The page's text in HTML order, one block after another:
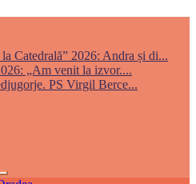
Catedrală” 2026: Andra și di...
„Am venit la izvor....
PS Virgil Berce...